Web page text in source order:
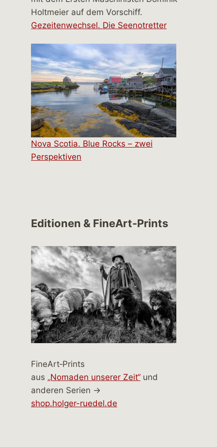
Gezeitenwechsel. Die Seenotretter
Nova Scotia. Blue Rocks – zwei
Perspektiven
Editionen & FineArt-Prints
FineArt‑Prints
aus „Nomaden unserer Zeit“ und
anderen Serien →
shop.holger-ruedel.de